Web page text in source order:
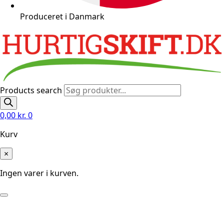
Produceret i Danmark
Products search
0,00 kr. 0
Kurv
×
Ingen varer i kurven.